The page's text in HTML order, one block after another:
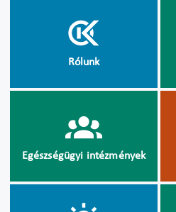
Rólunk
Egészségügyi intézmények